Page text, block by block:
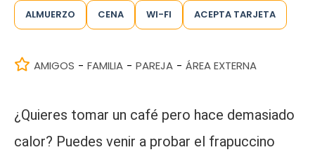
ALMUERZO CENA WI-FI ACEPTA TARJETA
AMIGOS - FAMILIA - PAREJA - ÁREA EXTERNA
¿Quieres tomar un café pero hace demasiado
calor? Puedes venir a probar el frapuccino